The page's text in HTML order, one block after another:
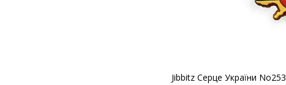
Jibbitz Серце України No253